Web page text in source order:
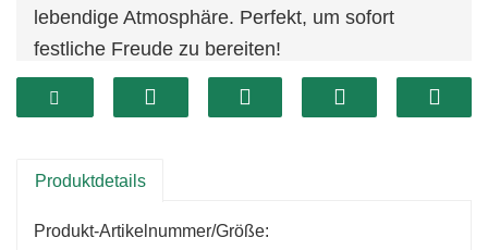
lebendige Atmosphäre. Perfekt, um sofort
festliche Freude zu bereiten!
2. Mehrere Größen:Dieser beste künstliche
Weihnachtsbaum ist in verschiedenen Größen
Größen passend zu Ihren Vorlieben und
3. Mehrere Ausführungen:
Produktdetails
Produkt-Artikelnummer/Größe: